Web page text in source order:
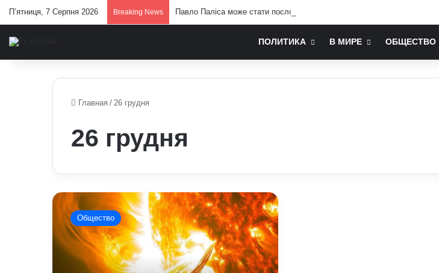
П’ятниця, 7 Серпня 2026 Breaking News Павло Паліса може стати послом України у США: хто він та чим відомий
ПОЛИТИКА В МИРЕ ОБЩЕСТВО
Главная / 26 грудня
26 грудня
Прогноз
магнітних
бур
на
26
грудня:
Общество